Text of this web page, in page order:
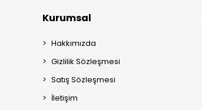
Kurumsal
Hakkımızda
Gizlilik Sözleşmesi
Satış Sözleşmesi
İletişim